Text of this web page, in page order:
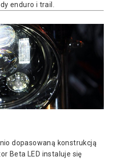
enduro i trail.
dopasowaną konstrukcją
Beta LED instaluje się